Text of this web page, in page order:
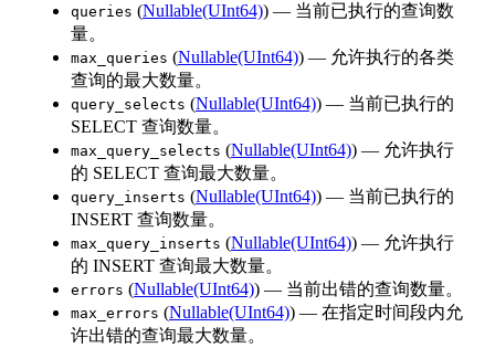
queries (Nullable(UInt64)) — 当前已执行的查询数
量。
max_queries (Nullable(UInt64)) — 允许执行的各类
查询的最大数量。
query_selects (Nullable(UInt64)) — 当前已执行的
SELECT 查询数量。
max_query_selects (Nullable(UInt64)) — 允许执行
的 SELECT 查询最大数量。
query_inserts (Nullable(UInt64)) — 当前已执行的
INSERT 查询数量。
max_query_inserts (Nullable(UInt64)) — 允许执行
的 INSERT 查询最大数量。
errors (Nullable(UInt64)) — 当前出错的查询数量。
max_errors (Nullable(UInt64)) — 在指定时间段内允
许出错的查询最大数量。